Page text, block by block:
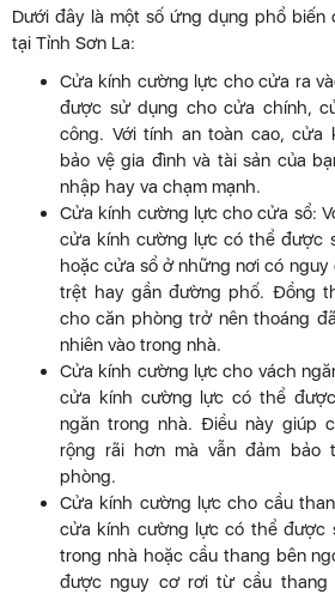
Dưới đây là một số ứng dụng phổ
tại Tỉnh Sơn La:
Cửa kính cường lực cho cửa ra
được sử dụng cho cửa chính,
công. Với tính an toàn cao, cửa
bảo vệ gia đình và tài sản của
nhập hay va chạm mạnh.
Cửa kính cường lực cho cửa sổ:
cửa kính cường lực có thể được
hoặc cửa sổ ở những nơi có
trệt hay gần đường phố. Đồng
cho căn phòng trở nên thoáng
nhiên vào trong nhà.
Cửa kính cường lực cho vách
cửa kính cường lực có thể
ngăn trong nhà. Điều này giúp
rộng rãi hơn mà vẫn đảm bảo
phòng.
Cửa kính cường lực cho cầu
cửa kính cường lực có thể được
trong nhà hoặc cầu thang bên
được nguy cơ rơi từ cầu thang